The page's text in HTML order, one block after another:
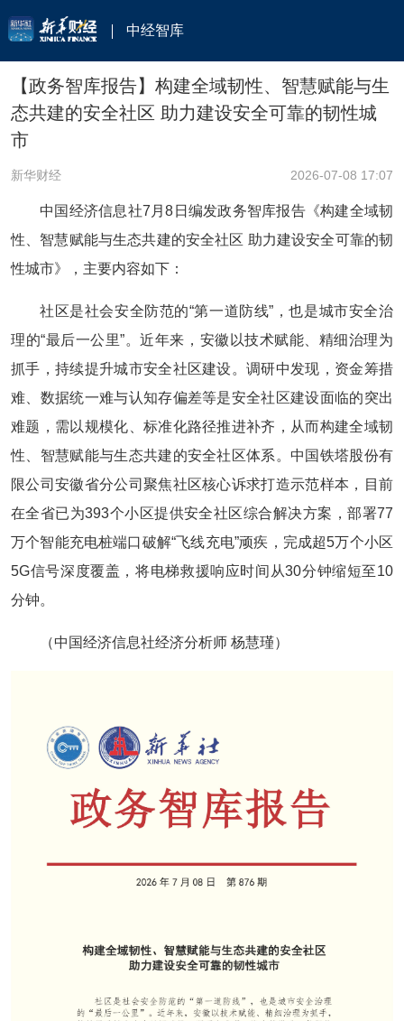
中经智库
【政务智库报告】构建全域韧性、智慧赋能与生
态共建的安全社区 助力建设安全可靠的韧性城
市
新华财经 2026-07-08 17:07
中国经济信息社7月8日编发政务智库报告《构建全域韧
性、智慧赋能与生态共建的安全社区 助力建设安全可靠的韧
性城市》，主要内容如下：
社区是社会安全防范的“第一道防线”，也是城市安全治
理的“最后一公里”。近年来，安徽以技术赋能、精细治理为
抓手，持续提升城市安全社区建设。调研中发现，资金筹措
难、数据统一难与认知存偏差等是安全社区建设面临的突出
难题，需以规模化、标准化路径推进补齐，从而构建全域韧
性、智慧赋能与生态共建的安全社区体系。中国铁塔股份有
限公司安徽省分公司聚焦社区核心诉求打造示范样本，目前
在全省已为393个小区提供安全社区综合解决方案，部署77
万个智能充电桩端口破解“飞线充电”顽疾，完成超5万个小区
5G信号深度覆盖，将电梯救援响应时间从30分钟缩短至10
分钟。
（中国经济信息社经济分析师 杨慧瑾）